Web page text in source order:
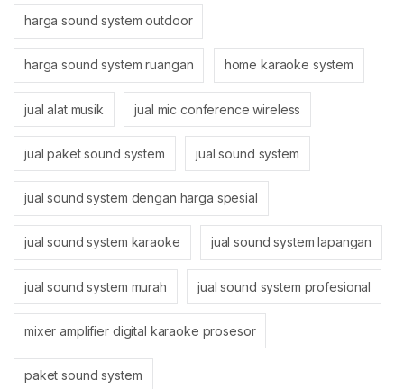
harga sound system outdoor
harga sound system ruangan home karaoke system
jual alat musik jual mic conference wireless
jual paket sound system jual sound system
jual sound system dengan harga spesial
jual sound system karaoke jual sound system lapangan
jual sound system murah jual sound system profesional
mixer amplifier digital karaoke prosesor
paket sound system